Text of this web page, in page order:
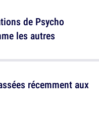
de Psycho
les autres
récemment aux